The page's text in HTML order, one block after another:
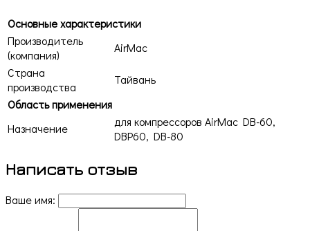
Основные характеристики
Производитель
(компания)
AirMac
Страна
производства
Тайвань
Область применения
Назначение
для компрессоров AirMac DB-60,
DBP60, DB-80
Написать отзыв
Ваше имя: